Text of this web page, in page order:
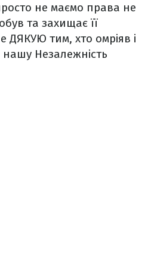
не маємо права не
та захищає її
ДЯКУЮ тим, хто омріяв і
Незалежність